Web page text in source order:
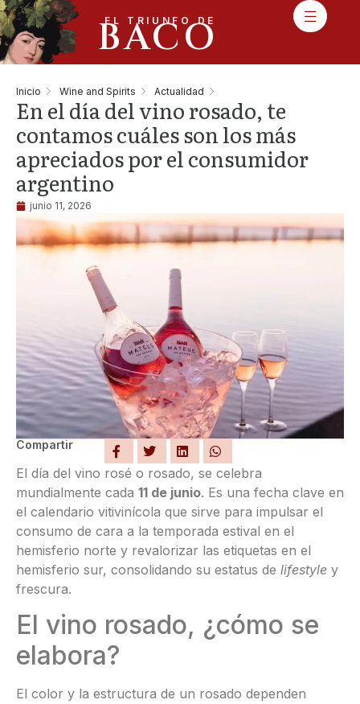
EL TRIUNFO DE
BACO
Inicio Wine and Spirits Actualidad
En el día del vino rosado, te
contamos cuáles son los más
apreciados por el consumidor
argentino
junio 11, 2026
Compartir
El día del vino rosé o rosado, se celebra
mundialmente cada 11 de junio. Es una fecha clave en
el calendario vitivinícola que sirve para impulsar el
consumo de cara a la temporada estival en el
hemisferio norte y revalorizar las etiquetas en el
hemisferio sur, consolidando su estatus de lifestyle y
frescura.
El vino rosado, ¿cómo se
elabora?
El color y la estructura de un rosado dependen